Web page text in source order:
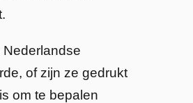
of zijn ze gedrukt
om te bepalen